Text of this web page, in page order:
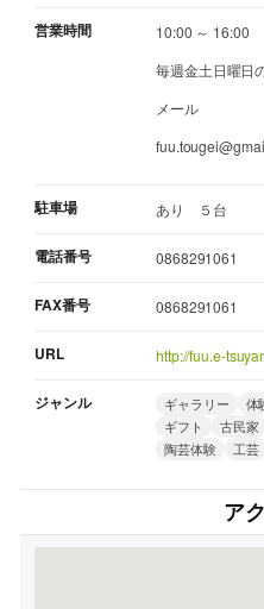
営業時間
10:00 ～ 16:00
毎週金土日曜日
メール
駐車場 あり ５台
電話番号 0868291061
FAX番号 0868291061
URL http://fuu.e-
ジャンル ギャラリー 体
ギフト
古民家
陶芸体験
工芸
ア